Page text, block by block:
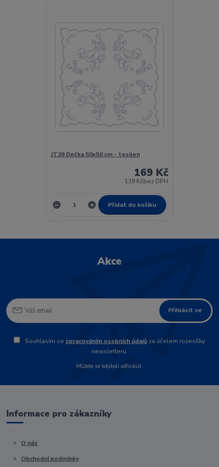
JT39 Dečka 50x50 cm - tesilen
169 Kč
139 Kčbez DPH
Přidat do košíku
Akce
Přihlásit se
Souhlasím se zpracováním osobních údajů za účelem rozesílky
newsletteru.
Můžete se kdykoli odhlásit.
Informace pro zákazníky
O nás
Obchodní podmínky